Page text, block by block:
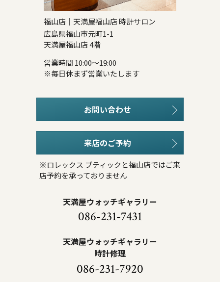
福山店｜天満屋福山店 時計サロン
広島県福山市元町1-1
天満屋福山店 4階
営業時間 10:00～19:00
※毎日休まず営業いたします
お問い合わせ
来店のご予約
※ロレックス ブティックと福山店ではご来
店予約を承っておりません
天満屋ウォッチギャラリー
086-231-7431
天満屋ウォッチギャラリー
時計修理
086-231-7920